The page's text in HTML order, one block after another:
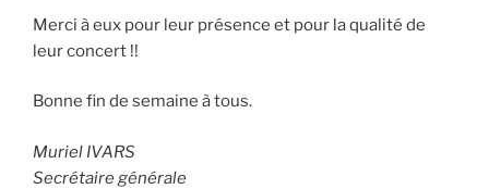
Merci à eux pour leur présence et pour la qualité de
leur concert !!
Bonne fin de semaine à tous.
Muriel IVARS
Secrétaire générale